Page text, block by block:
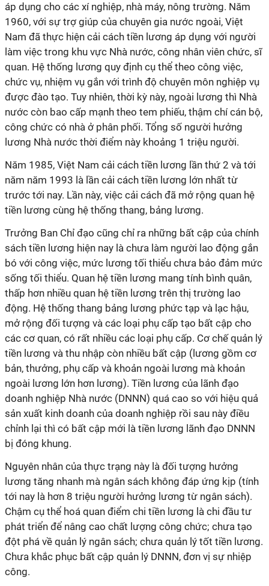
áp dụng cho các xí nghiệp, nhà máy, nông trường. Năm
1960, với sự trợ giúp của chuyên gia nước ngoài, Việt
Nam đã thực hiện cải cách tiền lương áp dụng với người
làm việc trong khu vực Nhà nước, công nhân viên chức, sĩ
quan. Hệ thống lương quy định cụ thể theo công việc,
chức vụ, nhiệm vụ gắn với trình độ chuyên môn nghiệp vụ
được đào tạo. Tuy nhiên, thời kỳ này, ngoài lương thì Nhà
nước còn bao cấp mạnh theo tem phiếu, thậm chí cán bộ,
công chức có nhà ở phân phối. Tổng số người hưởng
lương Nhà nước thời điểm này khoảng 1 triệu người.
Năm 1985, Việt Nam cải cách tiền lương lần thứ 2 và tới
năm năm 1993 là lần cải cách tiền lương lớn nhất từ
trước tới nay. Lần này, việc cải cách đã mở rộng quan hệ
tiền lương cùng hệ thống thang, bảng lương.
Trưởng Ban Chỉ đạo cũng chỉ ra những bất cập của chính
sách tiền lương hiện nay là chưa làm người lao động gắn
bó với công việc, mức lương tối thiểu chưa bảo đảm mức
sống tối thiểu. Quan hệ tiền lương mang tính bình quân,
thấp hơn nhiều quan hệ tiền lương trên thị trường lao
động. Hệ thống thang bảng lương phức tạp và lạc hậu,
mở rộng đối tượng và các loại phụ cấp tạo bất cập cho
các cơ quan, có rất nhiều các loại phụ cấp. Cơ chế quản lý
tiền lương và thu nhập còn nhiều bất cập (lương gồm cơ
bản, thưởng, phụ cấp và khoản ngoài lương mà khoản
ngoài lương lớn hơn lương). Tiền lương của lãnh đạo
doanh nghiệp Nhà nước (DNNN) quá cao so với hiệu quả
sản xuất kinh doanh của doanh nghiệp rồi sau này điều
chỉnh lại thì có bất cập mới là tiền lương lãnh đạo DNNN
bị đóng khung.
Nguyên nhân của thực trạng này là đối tượng hưởng
lương tăng nhanh mà ngân sách không đáp ứng kịp (tính
tới nay là hơn 8 triệu người hưởng lương từ ngân sách).
Chậm cụ thể hoá quan điểm chi tiền lương là chi đầu tư
phát triển để nâng cao chất lượng công chức; chưa tạo
đột phá về quản lý ngân sách; chưa quản lý tốt tiền lương.
Chưa khắc phục bất cập quản lý DNNN, đơn vị sự nhiệp
công.